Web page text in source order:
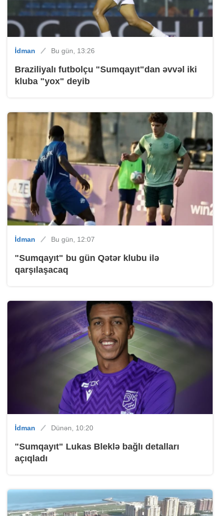
İdman Bu gün, 13:26
Braziliyalı futbolçu "Sumqayıt"dan əvvəl iki
kluba "yox" deyib
İdman Bu gün, 12:07
"Sumqayıt" bu gün Qətər klubu ilə
qarşılaşacaq
İdman Dünən, 10:20
"Sumqayıt" Lukas Bleklə bağlı detalları
açıqladı